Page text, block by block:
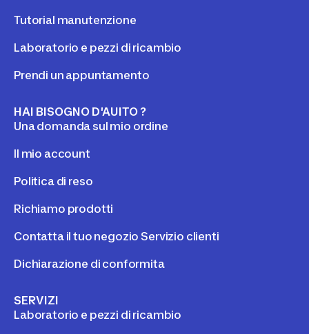
Tutorial manutenzione
Laboratorio e pezzi di ricambio
Prendi un appuntamento
HAI BISOGNO D'AUITO ?
Una domanda sul mio ordine
Il mio account
Politica di reso
Richiamo prodotti
Contatta il tuo negozio Servizio clienti
Dichiarazione di conformita
SERVIZI
Laboratorio e pezzi di ricambio